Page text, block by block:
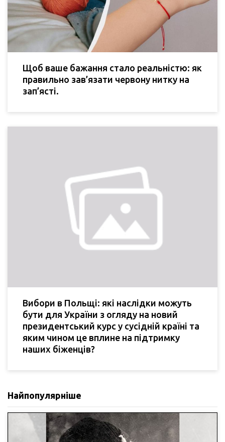
Щоб ваше бажання стало реальністю: як
правильно зав’язати червону нитку на
зап’ясті.
Вибори в Польщі: які наслідки можуть
бути для України з огляду на новий
президентський курс у сусідній країні та
яким чином це вплине на підтримку
наших біженців?
Найпопулярніше